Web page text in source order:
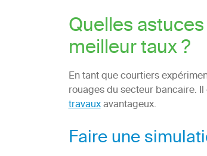
Quelles
meilleur taux ?
En tant que courtiers
rouages du secteur bancaire.
travauxavantageux.
Faire une